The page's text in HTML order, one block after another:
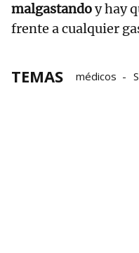
malgastandoy hay
frente a cualquier
TEMAS médicos